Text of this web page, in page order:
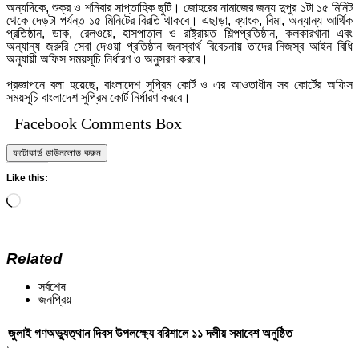
অন্যদিকে, শুক্র ও শনিবার সাপ্তাহিক ছুটি। জোহরের নামাজের জন্য দুপুর ১টা ১৫ মিনিট
থেকে দেড়টা পর্যন্ত ১৫ মিনিটের বিরতি থাকবে। এছাড়া, ব্যাংক, বিমা, অন্যান্য আর্থিক
প্রতিষ্ঠান, ডাক, রেলওয়ে, হাসপাতাল ও রাষ্ট্রায়ত শিল্পপ্রতিষ্ঠান, কলকারখানা এবং
অন্যান্য জরুরি সেবা দেওয়া প্রতিষ্ঠান জনস্বার্থ বিবেচনায় তাদের নিজস্ব আইন বিধি
অনুযায়ী অফিস সময়সূচি নির্ধারণ ও অনুসরণ করবে।
প্রজ্ঞাপনে বলা হয়েছে, বাংলাদেশ সুপ্রিম কোর্ট ও এর আওতাধীন সব কোর্টের অফিস
সময়সূচি বাংলাদেশ সুপ্রিম কোর্ট নির্ধারণ করবে।
Facebook Comments Box
ফটোকার্ড ডাউনলোড করুন
Like this:
Loading…
Related
সর্বশেষ
জনপ্রিয়
জুলাই গণঅভ্যুত্থান দিবস উপলক্ষ্যে বরিশালে ১১ দলীয় সমাবেশ অনুষ্ঠিত